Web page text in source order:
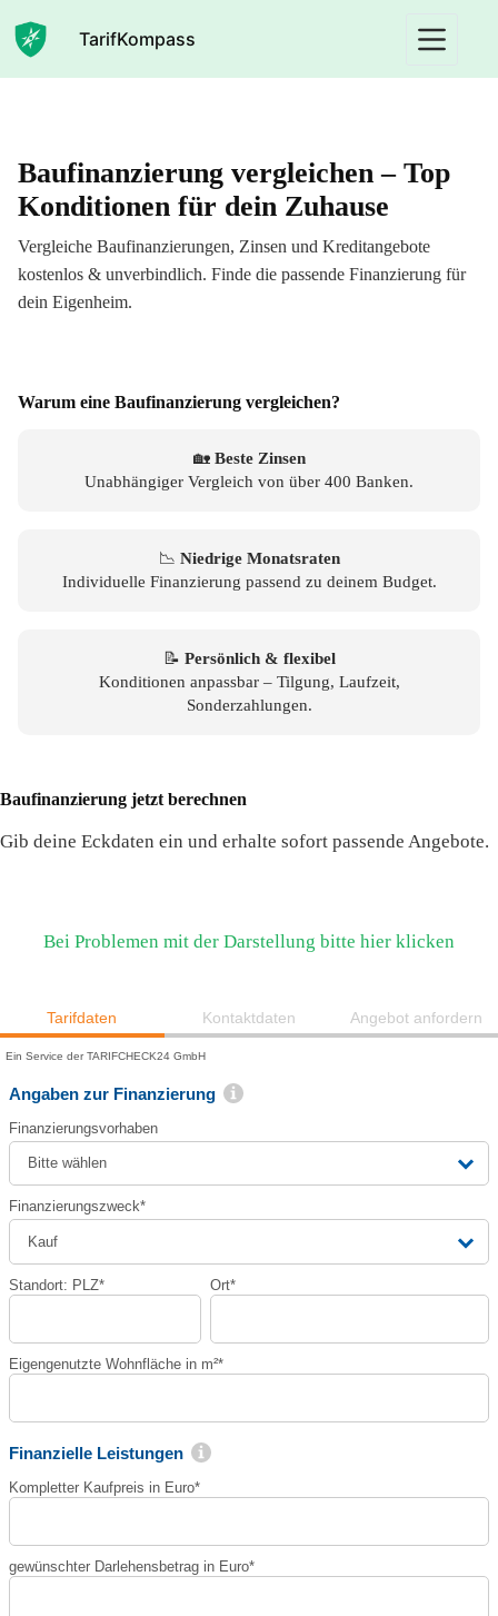
Inhalt
springen
TarifKompass
Baufinanzierung vergleichen – Top
Konditionen für dein Zuhause
Vergleiche Baufinanzierungen, Zinsen und Kreditangebote
kostenlos & unverbindlich. Finde die passende Finanzierung für
dein Eigenheim.
Warum eine Baufinanzierung vergleichen?
🏡 Beste Zinsen
Unabhängiger Vergleich von über 400 Banken.
📉 Niedrige Monatsraten
Individuelle Finanzierung passend zu deinem Budget.
📝 Persönlich & flexibel
Konditionen anpassbar – Tilgung, Laufzeit,
Sonderzahlungen.
Baufinanzierung jetzt berechnen
Gib deine Eckdaten ein und erhalte sofort passende Angebote.
Bei Problemen mit der Darstellung bitte hier klicken